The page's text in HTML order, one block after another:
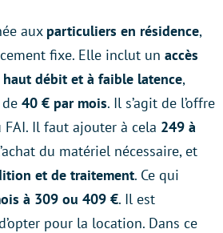
aux particuliers en résidence,
fixe. Elle inclut un accès
débit et à faible latence,
40 € par mois. Il s’agit de l’offre
Il faut ajouter à cela 249 à
du matériel nécessaire, et
et de traitement. Ce qui
à 309 ou 409 €. Il est
pour la location. Dans ce